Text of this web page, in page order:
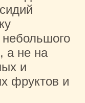
а не на
и
фруктов и